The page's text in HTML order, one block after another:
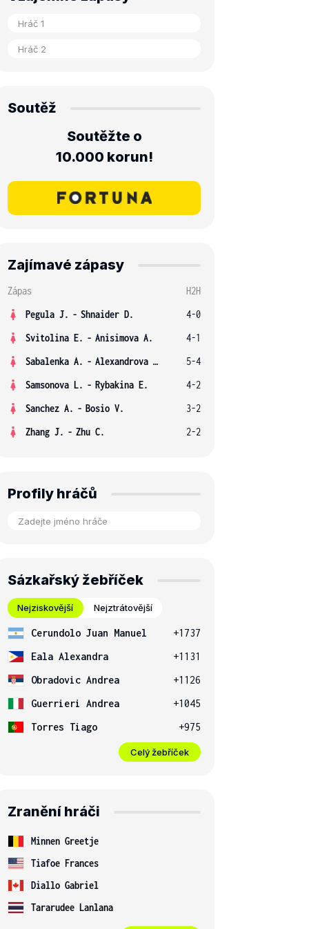
Soutěž
Soutěžte o
10.000 korun!
Zajímavé zápasy
Zápas
H2H
Pegula J. - Shnaider D.
4-0
Svitolina E. - Anisimova A.
4-1
Sabalenka A. - Alexandrova E.
5-4
Samsonova L. - Rybakina E.
4-2
Sanchez A. - Bosio V.
3-2
Zhang J. - Zhu C. 2-2
Profily hráčů
Sázkařský žebříček
Nejziskovější Nejztrátovější
Cerundolo Juan Manuel
+1737
Eala Alexandra
+1131
Obradovic Andrea
+1126
Guerrieri Andrea
+1045
Torres Tiago
+975
Celý žebříček
Zranění hráči
Minnen Greetje
Tiafoe Frances
Diallo Gabriel
Tararudee Lanlana